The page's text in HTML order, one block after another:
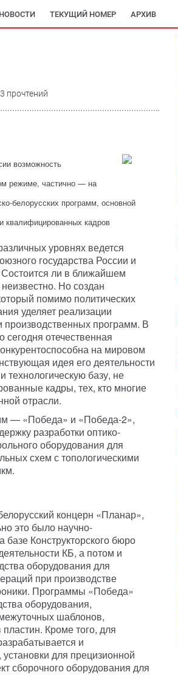
НОВОСТИ ТЕКУЩИЙ НОМЕР АРХИВ
прочтений
возможность
режиме, частично — на
белорусских программ, основной
квалифицированных кадров
уровнях ведется
государства России и
ли в ближайшем
Но создан
помимо политических
уделяет реализации
программ. В
сегодня отечественная
на мировом
идея его деятельности
технологическую базу, не
кадры, тех, кто многие
отрасли.
— «Победа» и «Победа-2»,
разработки оптико-
оборудования для
схем с топологическими
концерн «Планар»,
это было научно-
Конструкторского бюро
КБ, а потом и
оборудования для
при производстве
Программы «Победа»
оборудования,
шаблонов,
Кроме того, для
и
для прецизионной
сборочного оборудования для